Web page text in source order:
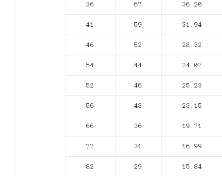
36 67 36.20
41 59 31.94
46 52 28.32
54 44 24.07
52 46 25.23
56 43 23.15
66 36 19.71
77 31 16.99
82 29 15.84